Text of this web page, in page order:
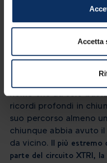
Accetta
racconto
Livigno, 22/08/2024 -
sfida alla natura oppure a
nome che da solo
ricordi profondi in
suo percorso almeno
chiunque abbia avuto
da vicino. Il più
parte del circuito XTRI, la